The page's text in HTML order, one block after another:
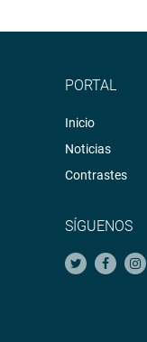
PORTAL
Inicio
Noticias
Contrastes
SÍGUENOS